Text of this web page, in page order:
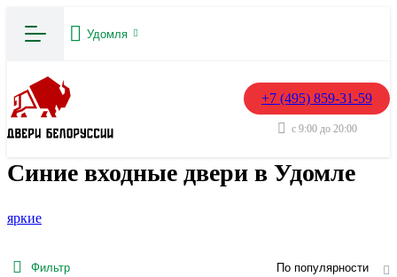
Удомля
+7 (495) 859-31-59
с 9:00 до 20:00
Синие входные двери в Удомле
яркие
Фильтр По популярности